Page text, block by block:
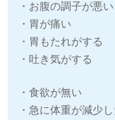
・お腹の調子が悪い
・胃が痛い
・胃もたれがする
・吐き気がする
・食欲が無い
・急に体重が減少し